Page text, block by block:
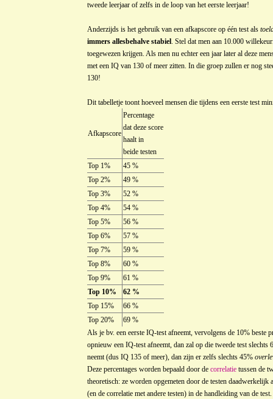
tweede leerjaar of zelfs in de loop van het eerste leerjaar!
Anderzijds is het gebruik van een afkapscore op één test als
immers allesbehalve stabiel. Stel dat men aan 10.000
toegewezen krijgen. Als men nu echter een jaar later al deze
met een IQ van 130 of meer zitten. In die groep zullen er nog
130!
Dit tabelletje toont hoeveel mensen die tijdens een eerste test
Afkapscore
Percentage
dat deze score
haalt in
beide testen
Top 1%
45 %
Top 2%
49 %
Top 3%
52 %
Top 4%
54 %
Top 5%
56 %
Top 6%
57 %
Top 7%
59 %
Top 8%
60 %
Top 9%
61 %
Top 10%
62 %
Top 15%
66 %
Top 20%
69 %
Als je bv. een eerste IQ-test afneemt, vervolgens de 10% beste
opnieuw een IQ-test afneemt, dan zal op die tweede test
neemt (dus IQ 135 of meer), dan zijn er zelfs slechts 45%
Deze percentages worden bepaald door de correlatie tussen de
theoretisch: ze worden opgemeten door de testen daadwerkelijk
(en de correlatie met andere testen) in de handleiding van de test.